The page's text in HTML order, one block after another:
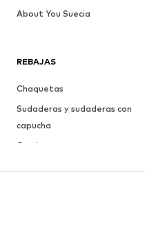
REBAJAS
Chaquetas
Sudaderas y sudaderas con
capucha
Camisetas
About You Suecia